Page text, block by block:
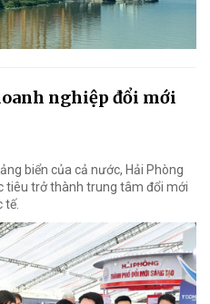
nghiệp đổi mới
biển của cả nước, Hải Phòng
tiêu trở thành trung tâm đổi mới
tế.